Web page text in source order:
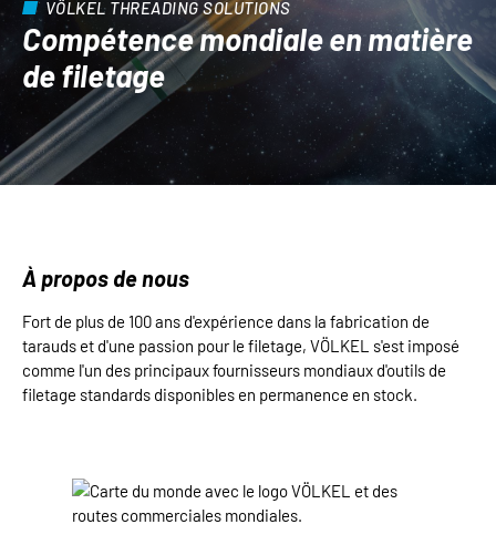
VÖLKEL THREADING SOLUTIONS
Compétence mondiale en matière
de filetage
À propos de nous
Fort de plus de 100 ans d'expérience dans la fabrication de
tarauds et d'une passion pour le filetage, VÖLKEL s'est imposé
comme l'un des principaux fournisseurs mondiaux d'outils de
filetage standards disponibles en permanence en stock.
Ignorer la galerie d'images